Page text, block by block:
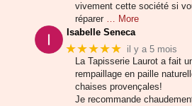
vivement cette société si
réparer … More
Isabelle Seneca
★★★★★ il y a 5 mois
La Tapisserie Laurot a fait
rempaillage en paille
chaises provençales!
Je recommande